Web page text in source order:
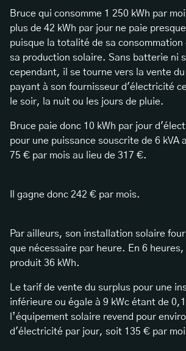
Bruce qui consomme 1 250 kWh par
plus de 42 kWh par jour ne paie
puisque la totalité de sa
sa production solaire. Sans batterie ni
cependant, il se tourne vers la vente
payant à son fournisseur d'électricité
le soir, la nuit ou les jours de pluie.
Bruce paie donc 10 kWh par jour
pour une puissance souscrite de 6 kVA
75 € par mois au lieu de 317 €.
Il gagne donc 242 € par mois.
Par ailleurs, son installation solaire
que nécessaire par heure. En 6
produit 36 kWh.
Le tarif de vente du surplus pour une
inférieure ou égale à 9 kWc étant de
l’équipement solaire revend pour
d'électricité par jour, soit 135 € par